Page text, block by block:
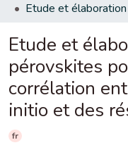
Etude et
pérovskites
corrélation
initio et des
fr